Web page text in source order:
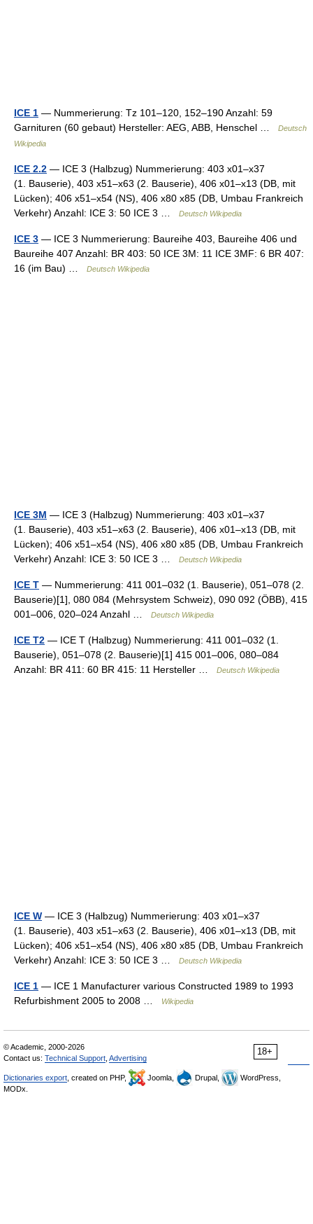
ICE 1 — Nummerierung: Tz 101–120, 152–190 Anzahl: 59
Garnituren (60 gebaut) Hersteller: AEG, ABB, Henschel …
Deutsch
Wikipedia
ICE 2.2 — ICE 3 (Halbzug) Nummerierung: 403 x01–x37
(1. Bauserie), 403 x51–x63 (2. Bauserie), 406 x01–x13 (DB, mit
Lücken); 406 x51–x54 (NS), 406 x80 x85 (DB, Umbau Frankreich
Verkehr) Anzahl: ICE 3: 50 ICE 3 …
Deutsch Wikipedia
ICE 3 — ICE 3 Nummerierung: Baureihe 403, Baureihe 406 und
Baureihe 407 Anzahl: BR 403: 50 ICE 3M: 11 ICE 3MF: 6 BR 407:
16 (im Bau) …
Deutsch Wikipedia
ICE 3M — ICE 3 (Halbzug) Nummerierung: 403 x01–x37
(1. Bauserie), 403 x51–x63 (2. Bauserie), 406 x01–x13 (DB, mit
Lücken); 406 x51–x54 (NS), 406 x80 x85 (DB, Umbau Frankreich
Verkehr) Anzahl: ICE 3: 50 ICE 3 …
Deutsch Wikipedia
ICE T — Nummerierung: 411 001–032 (1. Bauserie), 051–078 (2.
Bauserie)[1], 080 084 (Mehrsystem Schweiz), 090 092 (ÖBB), 415
001–006, 020–024 Anzahl …
Deutsch Wikipedia
ICE T2 — ICE T (Halbzug) Nummerierung: 411 001–032 (1.
Bauserie), 051–078 (2. Bauserie)[1] 415 001–006, 080–084
Anzahl: BR 411: 60 BR 415: 11 Hersteller …
Deutsch Wikipedia
ICE W — ICE 3 (Halbzug) Nummerierung: 403 x01–x37
(1. Bauserie), 403 x51–x63 (2. Bauserie), 406 x01–x13 (DB, mit
Lücken); 406 x51–x54 (NS), 406 x80 x85 (DB, Umbau Frankreich
Verkehr) Anzahl: ICE 3: 50 ICE 3 …
Deutsch Wikipedia
ICE 1 — ICE 1 Manufacturer various Constructed 1989 to 1993
Refurbishment 2005 to 2008 …
Wikipedia
18+
© Academic, 2000-2026
Contact us: Technical Support Advertising
Dictionaries export , created on PHP, Joomla, Drupal,
WordPress,
MODx.